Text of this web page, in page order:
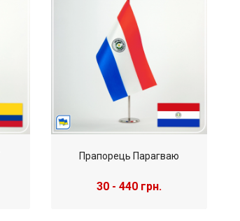
Прапорець Парагваю
30 - 440 грн.